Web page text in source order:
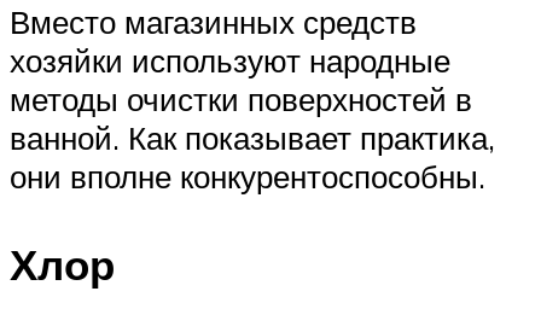
Вместо магазинных средств
хозяйки используют народные
методы очистки поверхностей в
ванной. Как показывает практика,
они вполне конкурентоспособны.
Хлор